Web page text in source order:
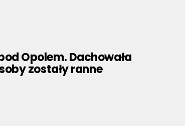
Opolem. Dachowała
zostały ranne